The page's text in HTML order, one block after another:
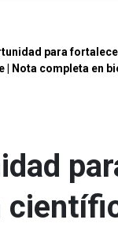
para
| Nota completa en